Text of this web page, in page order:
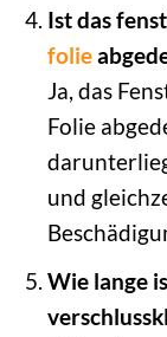
Ist das
folie
Ja, das
Folie
und
Wie lange